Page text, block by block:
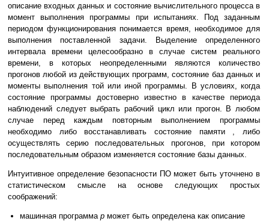
описание входных данных и состояние вычислительного процесса в
момент выполнения программы при испытаниях. Под заданным
периодом функционирования понимается время, необходимое для
выполнения поставленной задачи. Выделение определенного
интервала времени целесообразно в случае систем реального
времени, в которых неопределенными являются количество
прогонов любой из действующих программ, состояние баз данных и
моменты выполнения той или иной программы. В условиях, когда
состояние программы достоверно известно в качестве периода
наблюдений следует выбрать рабочий цикл или прогон. В любом
случае перед каждым повторным выполнением программы
необходимо либо восстанавливать состояние памяти , либо
осуществлять серию последовательных прогонов, при котором
последовательным образом изменяется состояние базы данных.
Интуитивное определение безопасности ПО может быть уточнено в
статистическом смысле на основе следующих простых
соображений:
машинная программа p может быть определена как описание